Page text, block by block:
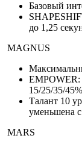
Базовый
до 1,25
MAGNUS
15/25/35/
Талант 10
уменьшена
MARS